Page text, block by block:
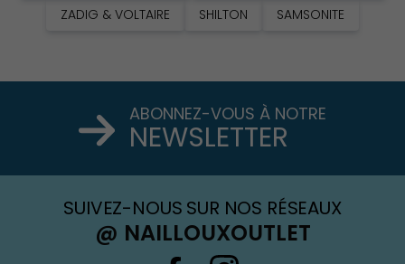
ZADIG & VOLTAIRE
SHILTON SAMSONITE
ABONNEZ-VOUS À NOTRE
NEWSLETTER
SUIVEZ-NOUS SUR NOS RÉSEAUX
@ NAILLOUXOUTLET